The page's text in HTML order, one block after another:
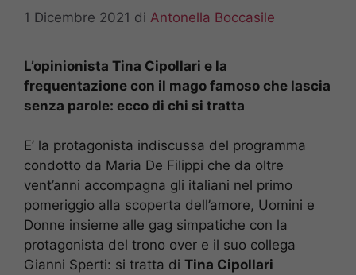
1 Dicembre 2021 di Antonella Boccasile
L’opinionista Tina Cipollari e la
frequentazione con il mago famoso che lascia
senza parole: ecco di chi si tratta
E’ la protagonista indiscussa del programma
condotto da Maria De Filippi che da oltre
vent’anni accompagna gli italiani nel primo
pomeriggio alla scoperta dell’amore, Uomini e
Donne insieme alle gag simpatiche con la
protagonista del trono over e il suo collega
Gianni Sperti: si tratta di Tina Cipollari